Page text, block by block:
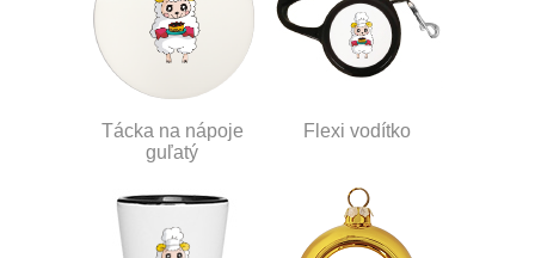
Tácka na nápoje
guľatý
Flexi vodítko